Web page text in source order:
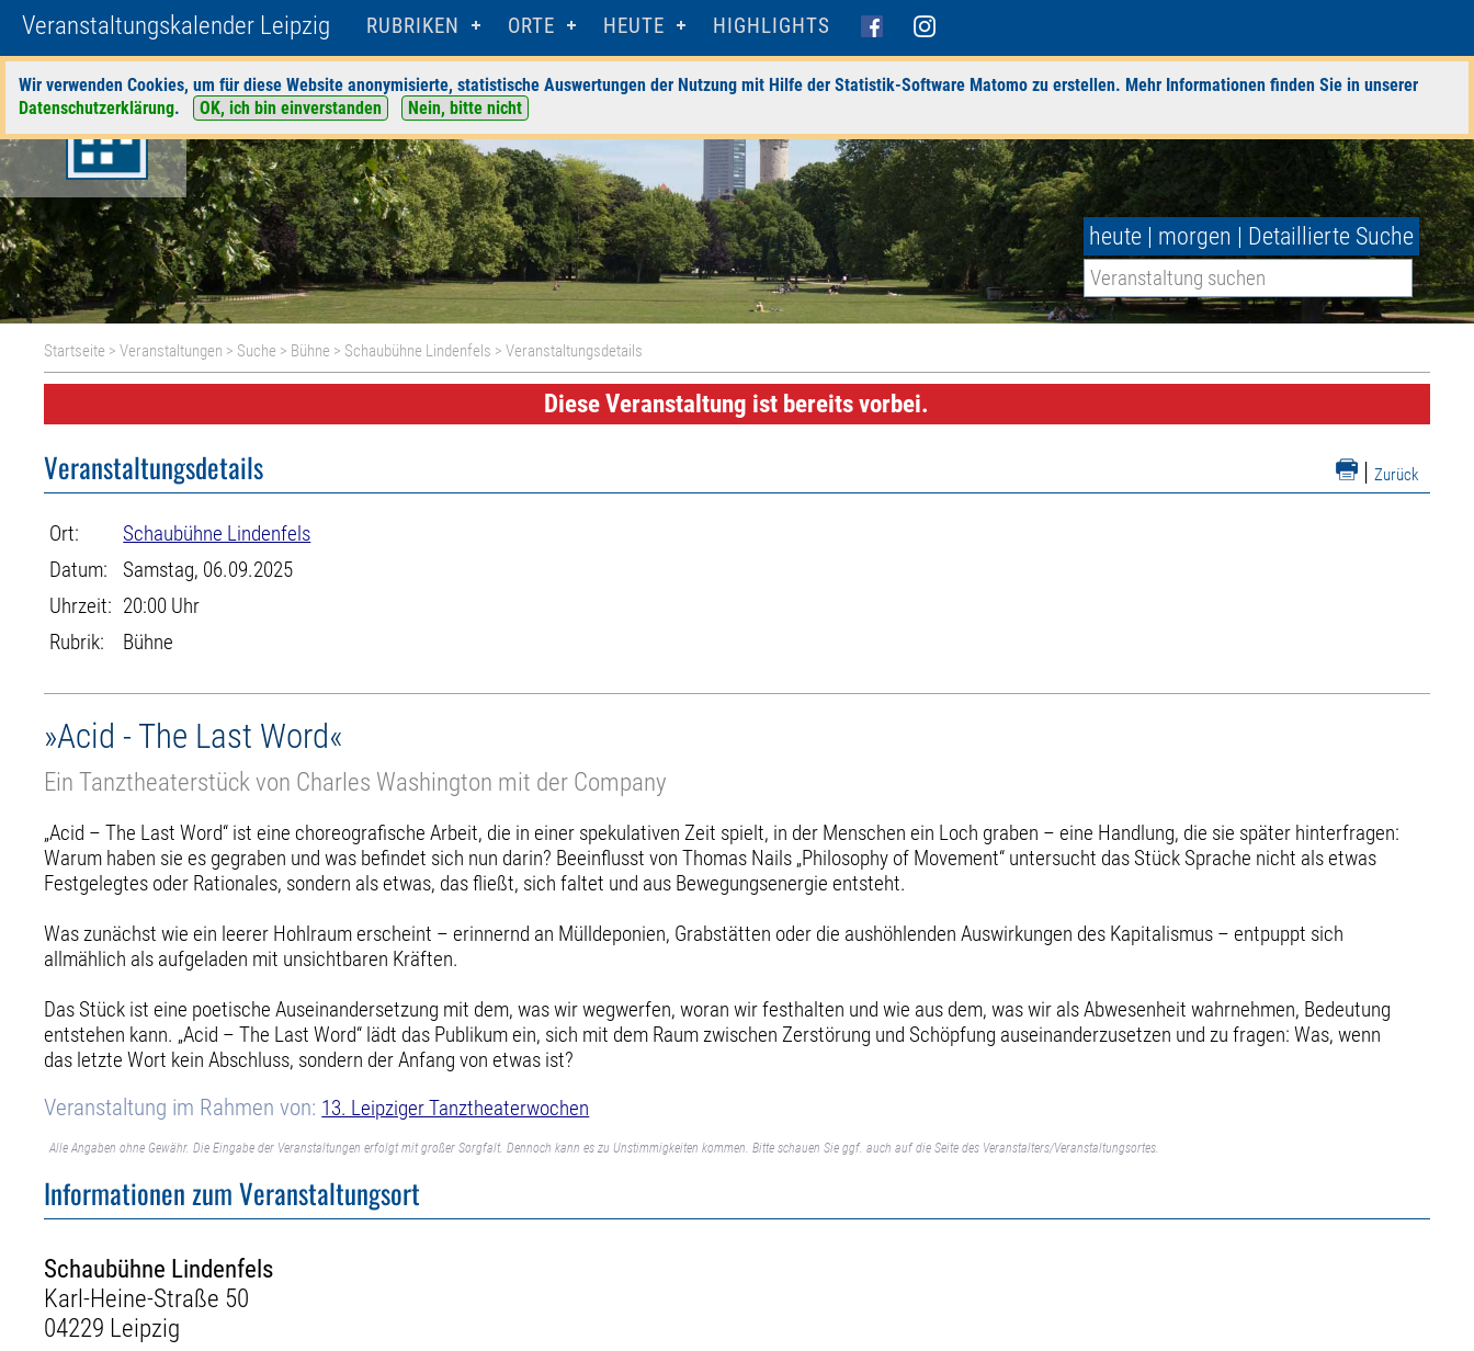
Veranstaltungskalender Leipzig RUBRIKEN ORTE HEUTE HIGHLIGHTS
Wir verwenden Cookies, um für diese Website anonymisierte, statistische Auswertungen der Nutzung mit Hilfe der Statistik-Software Matomo zu erstellen. Mehr Informationen finden Sie in unserer
Datenschutzerklärung. OK, ich bin einverstanden Nein, bitte nicht
heute | morgen | Detaillierte Suche
Startseite >Veranstaltungen > Suche > Bühne > Schaubühne Lindenfels > Veranstaltungsdetails
Diese Veranstaltung ist bereits vorbei.
| Zurück
Veranstaltungsdetails
Ort:
Schaubühne Lindenfels
Datum:
Samstag, 06.09.2025
Uhrzeit: 20:00 Uhr
Rubrik:
Bühne
»Acid - The Last Word«
Ein Tanztheaterstück von Charles Washington mit der Company
„Acid – The Last Word“ ist eine choreografische Arbeit, die in einer spekulativen Zeit spielt, in der Menschen ein Loch graben – eine Handlung, die sie später hinterfragen:
Warum haben sie es gegraben und was befindet sich nun darin? Beeinflusst von Thomas Nails „Philosophy of Movement“ untersucht das Stück Sprache nicht als etwas
Festgelegtes oder Rationales, sondern als etwas, das fließt, sich faltet und aus Bewegungsenergie entsteht.
Was zunächst wie ein leerer Hohlraum erscheint – erinnernd an Mülldeponien, Grabstätten oder die aushöhlenden Auswirkungen des Kapitalismus – entpuppt sich
allmählich als aufgeladen mit unsichtbaren Kräften.
Das Stück ist eine poetische Auseinandersetzung mit dem, was wir wegwerfen, woran wir festhalten und wie aus dem, was wir als Abwesenheit wahrnehmen, Bedeutung
entstehen kann. „Acid – The Last Word“ lädt das Publikum ein, sich mit dem Raum zwischen Zerstörung und Schöpfung auseinanderzusetzen und zu fragen: Was, wenn
das letzte Wort kein Abschluss, sondern der Anfang von etwas ist?
Veranstaltung im Rahmen von: 13. Leipziger Tanztheaterwochen
Alle Angaben ohne Gewähr. Die Eingabe der Veranstaltungen erfolgt mit großer Sorgfalt. Dennoch kann es zu Unstimmigkeiten kommen. Bitte schauen Sie ggf. auch auf die Seite des Veranstalters/Veranstaltungsortes.
Informationen zum Veranstaltungsort
Schaubühne Lindenfels
Karl-Heine-Straße 50
04229 Leipzig